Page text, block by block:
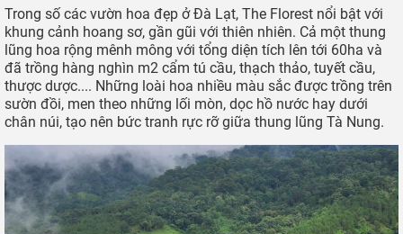
Trong số các vườn hoa đẹp ở Đà Lạt, The Florest nổi bật với
khung cảnh hoang sơ, gần gũi với thiên nhiên. Cả một thung
lũng hoa rộng mênh mông với tổng diện tích lên tới 60ha và
đã trồng hàng nghìn m2 cẩm tú cầu, thạch thảo, tuyết cầu,
thược dược.... Những loài hoa nhiều màu sắc được trồng trên
sườn đồi, men theo những lối mòn, dọc hồ nước hay dưới
chân núi, tạo nên bức tranh rực rỡ giữa thung lũng Tà Nung.